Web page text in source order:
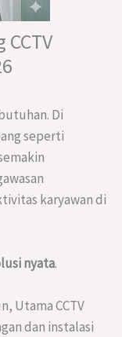
Di
seperti
karyawan di
nyata.
Utama CCTV
dan instalasi